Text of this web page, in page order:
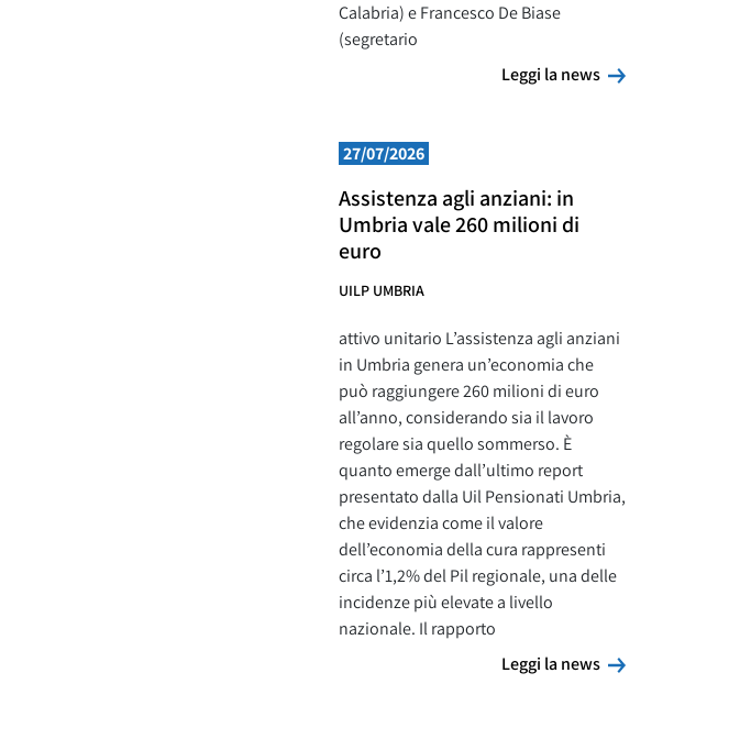
Calabria) e Francesco De Biase
(segretario
Leggi la news
Leggi la news
27/07/2026
Assistenza agli anziani: in
Umbria vale 260 milioni di
euro
UILP UMBRIA
attivo unitario L’assistenza agli anziani
in Umbria genera un’economia che
può raggiungere 260 milioni di euro
all’anno, considerando sia il lavoro
regolare sia quello sommerso. È
quanto emerge dall’ultimo report
presentato dalla Uil Pensionati Umbria,
che evidenzia come il valore
dell’economia della cura rappresenti
circa l’1,2% del Pil regionale, una delle
incidenze più elevate a livello
nazionale. Il rapporto
Leggi la news
Leggi la news